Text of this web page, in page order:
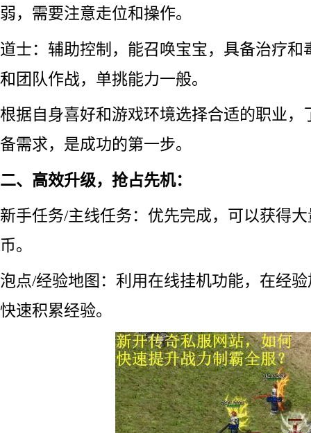
弱，需要注意走位和操作。
道士：辅助控制，能召唤宝宝，具备治疗和
和团队作战，单挑能力一般。
根据自身喜好和游戏环境选择合适的职业，
备需求，是成功的第一步。
二、高效升级，抢占先机：
新手任务/主线任务：优先完成，可以获得
币。
泡点/经验地图：利用在线挂机功能，在经
快速积累经验。